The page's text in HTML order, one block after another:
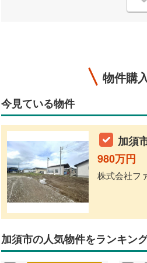
物件購
今見ている物件
加須
980万円
株式会社フ
加須市の人気物件をランキン